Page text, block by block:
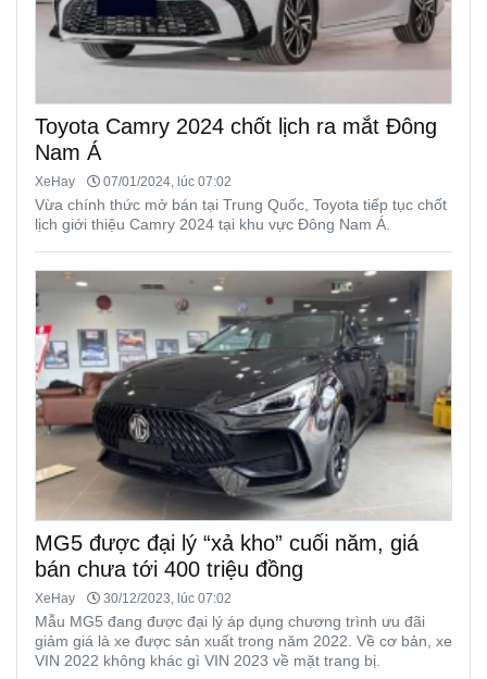
Toyota Camry 2024 chốt lịch ra mắt Đông
Nam Á
XeHay 07/01/2024, lúc 07:02
Vừa chính thức mở bán tại Trung Quốc, Toyota tiếp tục chốt
lịch giới thiệu Camry 2024 tại khu vực Đông Nam Á.
MG5 được đại lý “xả kho” cuối năm, giá
bán chưa tới 400 triệu đồng
XeHay 30/12/2023, lúc 07:02
Mẫu MG5 đang được đại lý áp dụng chương trình ưu đãi
giảm giá là xe được sản xuất trong năm 2022. Về cơ bản, xe
VIN 2022 không khác gì VIN 2023 về mặt trang bị.